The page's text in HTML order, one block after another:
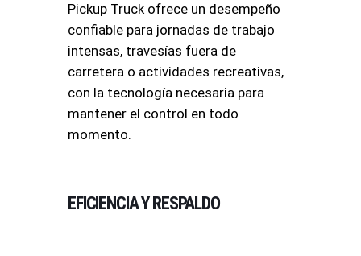
Pickup Truck ofrece un desempeño
confiable para jornadas de trabajo
intensas, travesías fuera de
carretera o actividades recreativas,
con la tecnología necesaria para
mantener el control en todo
momento.
EFICIENCIA Y RESPALDO